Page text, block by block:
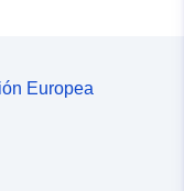
Europea